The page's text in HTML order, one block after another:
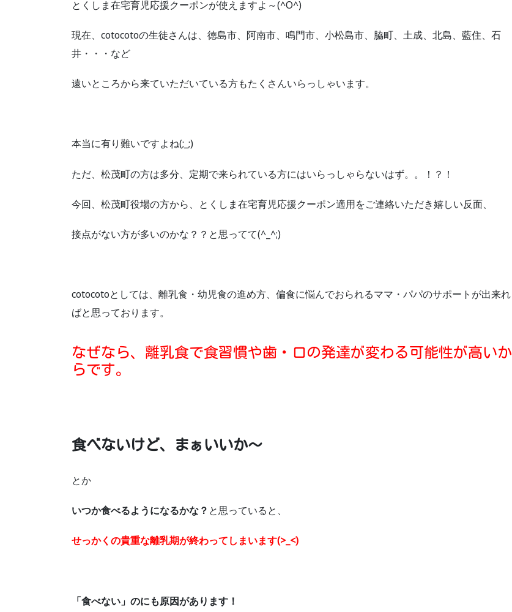
とくしま在宅育児応援クーポンが使えますよ～(^O^)
現在、cotocotoの生徒さんは、徳島市、阿南市、鳴門市、小松島市、脇町、土成、北島、藍住、石
井・・・など
遠いところから来ていただいている方もたくさんいらっしゃいます。
本当に有り難いですよね(;_;)
ただ、松茂町の方は多分、定期で来られている方にはいらっしゃらないはず。。！？！
今回、松茂町役場の方から、とくしま在宅育児応援クーポン適用をご連絡いただき嬉しい反面、
接点がない方が多いのかな？？と思ってて(^_^;)
cotocotoとしては、離乳食・幼児食の進め方、偏食に悩んでおられるママ・パパのサポートが出来れ
ばと思っております。
なぜなら、離乳食で食習慣や歯・口の発達が変わる可能性が高いか
らです。
食べないけど、まぁいいか～
とか
いつか食べるようになるかな？ と思っていると、
せっかくの貴重な離乳期が終わってしまいます(>_<)
「食べない」のにも原因があります！